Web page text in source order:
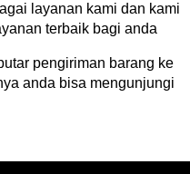
layanan kami dan kami
terbaik bagi anda
pengiriman barang ke
anda bisa mengunjungi